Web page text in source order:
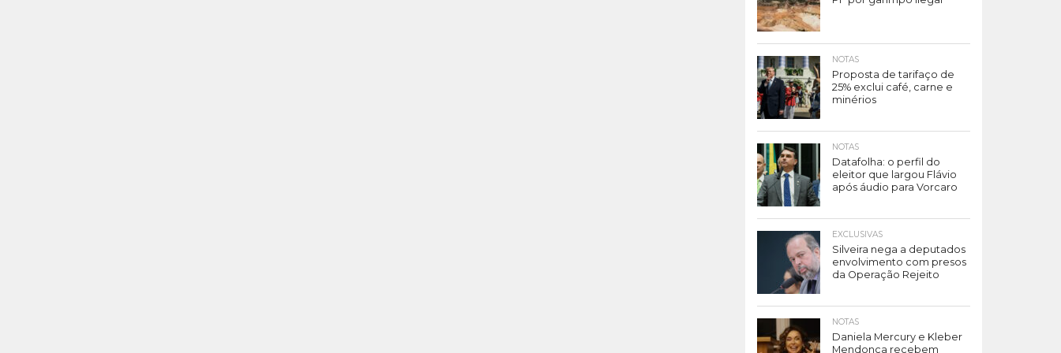
NOTAS
Proposta de tarifaço de
25% exclui café, carne e
minérios
NOTAS
Datafolha: o perfil do
eleitor que largou Flávio
após áudio para Vorcaro
EXCLUSIVAS
Silveira nega a deputados
envolvimento com presos
da Operação Rejeito
NOTAS
Daniela Mercury e Kleber
Mendonça recebem